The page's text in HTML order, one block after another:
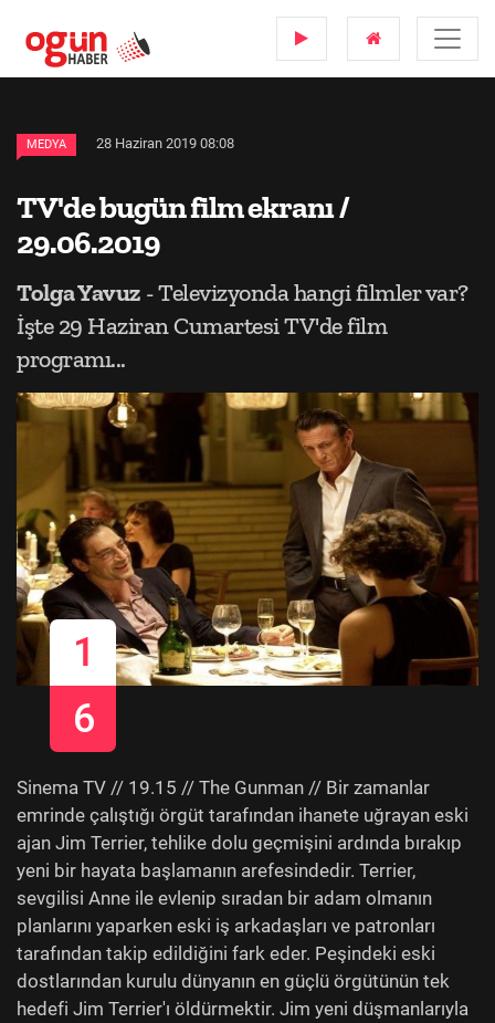
MEDYA 28 Haziran 2019 08:08
TV'de bugün film ekranı /
29.06.2019
Tolga Yavuz - Televizyonda hangi filmler var?
İşte 29 Haziran Cumartesi TV'de film
programı...
1
6
Sinema TV // 19.15 // The Gunman // Bir zamanlar
emrinde çalıştığı örgüt tarafından ihanete uğrayan eski
ajan Jim Terrier, tehlike dolu geçmişini ardında bırakıp
yeni bir hayata başlamanın arefesindedir. Terrier,
sevgilisi Anne ile evlenip sıradan bir adam olmanın
planlarını yaparken eski iş arkadaşları ve patronları
tarafından takip edildiğini fark eder. Peşindeki eski
dostlarından kurulu dünyanın en güçlü örgütünün tek
hedefi Jim Terrier'ı öldürmektir. Jim yeni düşmanlarıyla